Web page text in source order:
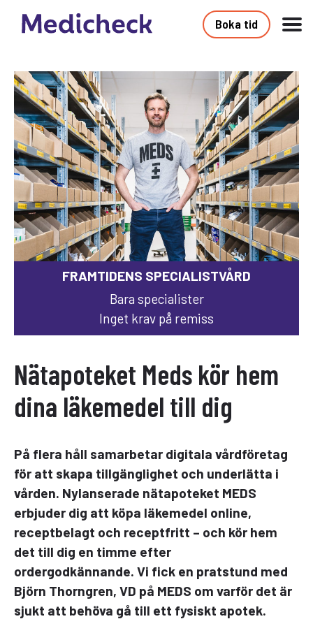
Boka tid
FRAMTIDENS SPECIALISTVÅRD
Bara specialister
Inget krav på remiss
Nätapoteket Meds kör hem
dina läkemedel till dig
På flera håll samarbetar digitala vårdföretag
för att skapa tillgänglighet och underlätta i
vården. Nylanserade nätapoteket MEDS
erbjuder dig att köpa läkemedel online,
receptbelagt och receptfritt – och kör hem
det till dig en timme efter
ordergodkännande. Vi fick en pratstund med
Björn Thorngren, VD på MEDS om varför det är
sjukt att behöva gå till ett fysiskt apotek.